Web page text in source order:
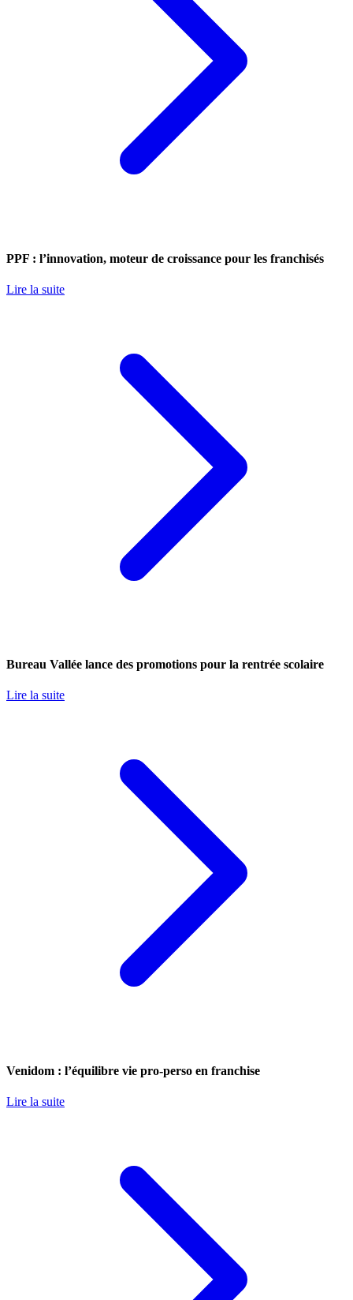
PPF : l’innovation, moteur de croissance pour les franchisés
Lire la suite
Bureau Vallée lance des promotions pour la rentrée scolaire
Lire la suite
Venidom : l’équilibre vie pro-perso en franchise
Lire la suite